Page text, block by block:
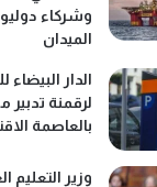
وشركاء
الميدان
الدار البيضاء
لرقمنة
بالعاصمة
وزير التعليم